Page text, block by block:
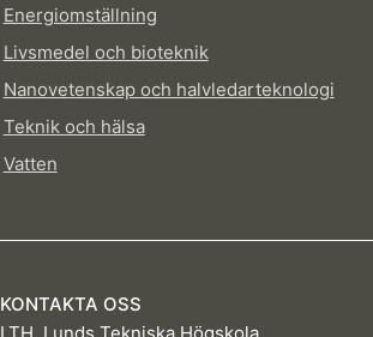
Energiomställning
Livsmedel och bioteknik
Nanovetenskap och halvledarteknologi
Teknik och hälsa
Vatten
KONTAKTA OSS